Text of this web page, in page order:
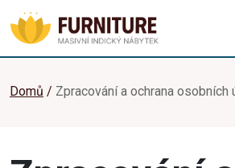
Domů Zpracování a ochrana osobních